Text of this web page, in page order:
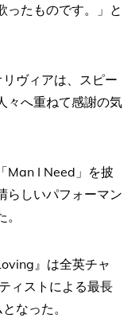
ったものです。」と
ヴィアは、スピー
々へ重ねて感謝の気
Man I Need」を披
らしいパフォーマン
』は全英チャ
ィストによる最長
なった。